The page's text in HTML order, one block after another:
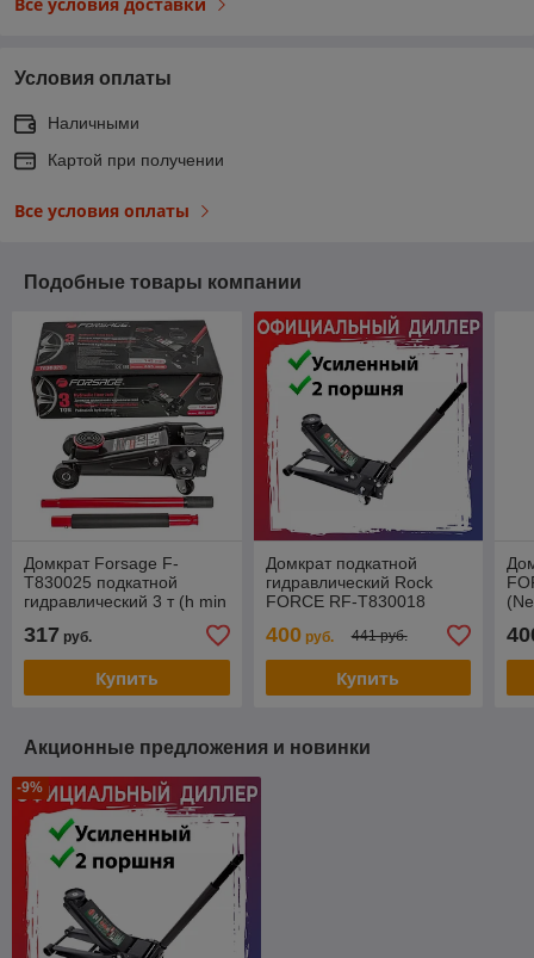
Условия оплаты
Наличными
Картой при получении
Все условия оплаты
Подобные товары компании
Домкрат Forsage F-
T830025 подкатной
гидравлический 3 т (h min
резиновой накладкой
317 руб.
Купить
Домкрат подкатной
гидравлический Rock
FORCE RF-T830018
низкопрофильный 3т h
min 75мм, hmax 510мм
400руб. 441 руб.
Купить
Акционные предложения и новинки
-9%